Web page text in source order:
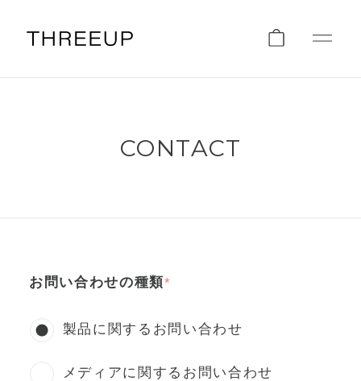
CONTACT
お問い合わせの種類
製品に関するお問い合わせ
メディアに関するお問い合わせ